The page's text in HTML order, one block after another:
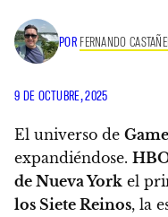
POR FERNANDO
9 DE OCTUBRE, 2025
El universo de
expandiéndose.
de Nueva York el
los Siete Reinos, la